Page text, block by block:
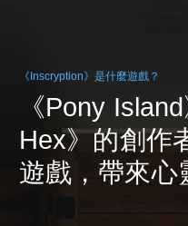
《Inscryption》是什麼遊戲？
《Pony
Hex》的創作
遊戲，帶來心